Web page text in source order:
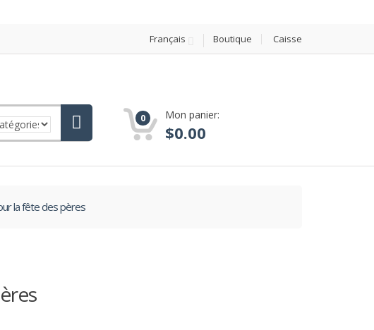
Français Boutique Caisse
0 Mon panier:
$0.00
la fête des pères